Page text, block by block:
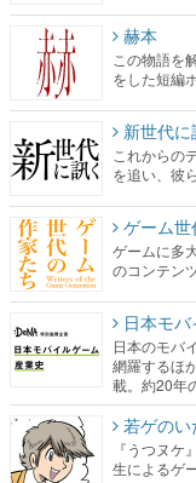
赫本
この物語を
をした短編
新世代に
これからの
を追い、彼
ゲーム世
ゲームに多
のコンテン
日本モ
日本のモバ
網羅するほ
載。約20年
若ゲの
『うつヌ
生によるゲ